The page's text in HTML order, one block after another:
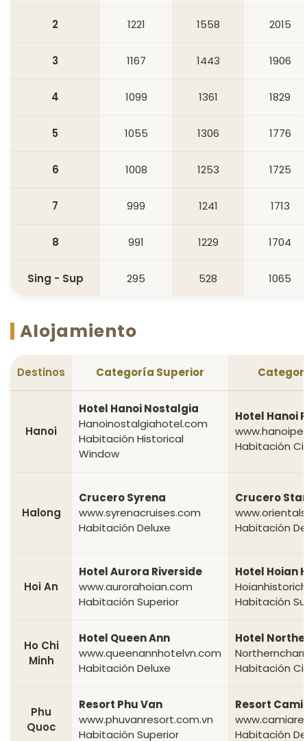
2 1221 1558 2015
3 1167 1443 1906
4 1099 1361 1829
5 1055 1306 1776
6 1008 1253 1725
7 999 1241 1713
8 991 1229 1704
Sing - Sup 295 528 1065
Alojamiento
Destinos Categoría Superior
Hanoi
Hotel Hanoi Nostalgia
Hanoinostalgiahotel.com
Habitación Historical
Window
Hotel Hanoi
Habitación
Halong
Crucero Syrena
www.syrenacruises.com
Habitación Deluxe
Crucero
Habitación
Hoi An
Hotel Aurora Riverside
www.aurorahoian.com
Habitación Superior
Hotel Hoian
Habitación
Ho Chi
Minh
Hotel Queen Ann
www.queenannhotelvn.com
Habitación Deluxe
Hotel
Habitación
Phu
Quoc
Resort Phu Van
www.phuvanresort.com.vn
Habitación Superior
Resort
Habitación